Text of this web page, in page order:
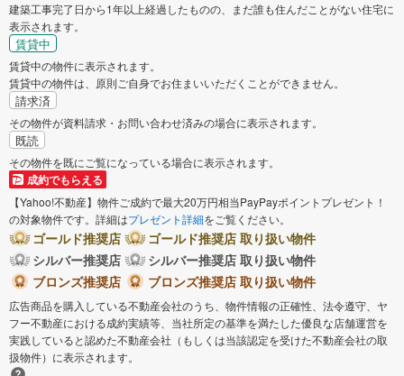
建築工事完了日から1年以上経過したものの、まだ誰も住んだことがない住宅に
表示されます。
賃貸中
賃貸中の物件に表示されます。
賃貸中の物件は、原則ご自身でお住まいいただくことができません。
請求済
その物件が資料請求・お問い合わせ済みの場合に表示されます。
既読
その物件を既にご覧になっている場合に表示されます。
成約でもらえる
【Yahoo!不動産】物件ご成約で最大20万円相当PayPayポイントプレゼント！
の対象物件です。詳細はプレゼント詳細をご覧ください。
ゴールド推奨店
ゴールド推奨店 取り扱い物件
シルバー推奨店
シルバー推奨店 取り扱い物件
ブロンズ推奨店
ブロンズ推奨店 取り扱い物件
広告商品を購入している不動産会社のうち、物件情報の正確性、法令遵守、ヤ
フー不動産における成約実績等、当社所定の基準を満たした優良な店舗運営を
実践していると認めた不動産会社（もしくは当該認定を受けた不動産会社の取
扱物件）に表示されます。